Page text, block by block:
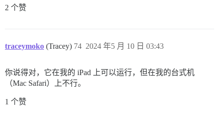
2 个赞
traceymoko (Tracey) 2024 年5 月 10 日 03:43
74
你说得对，它在我的 iPad 上可以运行，但在我的台式机
（Mac Safari）上不行。
1 个赞